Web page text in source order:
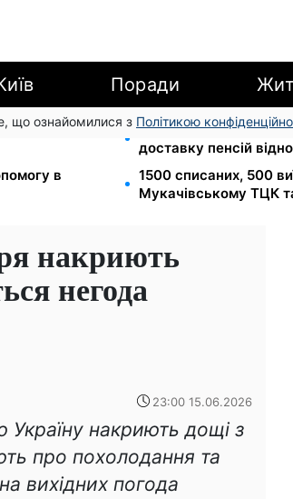
Поради
що ознайомилися з Політикою
водіям Києва
Депо Укрпошти
доставку пенсій
в
1500 списаних, 500
Мукачівському ТЦК
накриють
негода
23:00 15.06.2026
накриють дощі з
про похолодання та
вихідних погода